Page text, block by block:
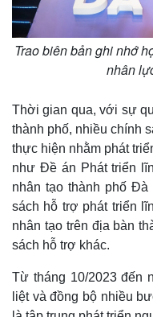
Trao biên bản ghi nhớ
nhân
Thời gian qua, với sự
thành phố, nhiều chính
thực hiện nhằm phát
như Đề án Phát triển
nhân tạo thành phố Đà
sách hỗ trợ phát triển
nhân tạo trên địa bàn
sách hỗ trợ khác.
Từ tháng 10/2023 đến
liệt và đồng bộ nhiều